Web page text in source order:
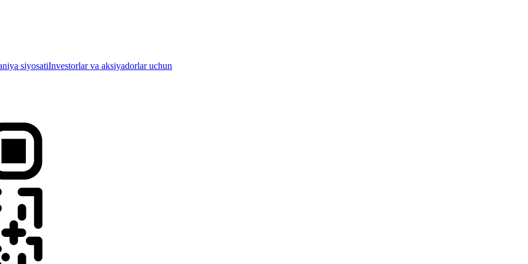
siyosatiInvestorlar va aksiyadorlar uchun